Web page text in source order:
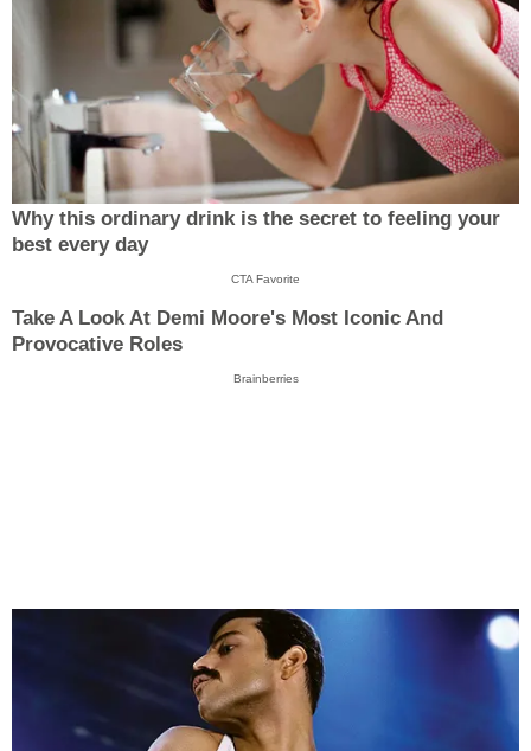
Why this ordinary drink is the secret to feeling your
best every day
CTA Favorite
Take A Look At Demi Moore's Most Iconic And
Provocative Roles
Brainberries